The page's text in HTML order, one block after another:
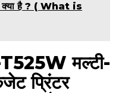
क्या है ? ( What is
मल्टी-
प्रिंटर